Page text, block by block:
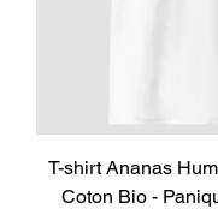
T-shirt Ananas
Coton Bio -